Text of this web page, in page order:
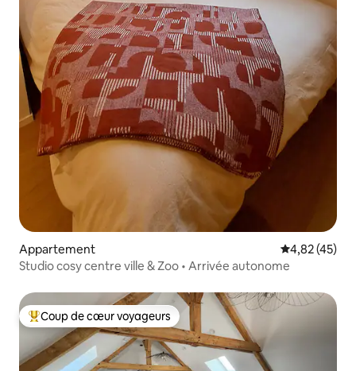
Appartement Évaluation
4,82 (45)
Studio cosy centre ville & Zoo • Arrivée autonome
Coups de cœur voyageurs les plus appréciés
Coup de cœur voyageurs